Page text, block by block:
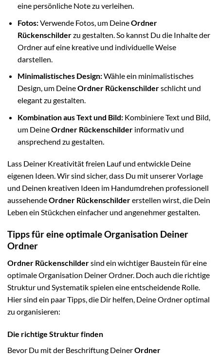
eine persönliche Note zu verleihen.
Fotos:Verwende Fotos, um DeineOrdner
Rückenschilderzu gestalten. So kannst Du die Inhalte der
Ordner auf eine kreative und individuelle Weise
darstellen.
Minimalistisches Design:Wähle ein minimalistisches
Design, um DeineOrdner Rückenschilderschlicht und
elegant zu gestalten.
Kombination aus Text und Bild:Kombiniere Text und Bild,
um DeineOrdner Rückenschilderinformativ und
ansprechend zu gestalten.
Lass Deiner Kreativität freien Lauf und entwickle Deine
eigenen Ideen. Wir sind sicher, dass Du mit unserer Vorlage
und Deinen kreativen Ideen im Handumdrehen professionell
aussehendeOrdner Rückenschildererstellen wirst, die Dein
Leben ein Stückchen einfacher und angenehmer gestalten.
Tipps für eine optimale Organisation Deiner
Ordner
Ordner Rückenschildersind ein wichtiger Baustein für eine
optimale Organisation Deiner Ordner. Doch auch die richtige
Struktur und Systematik spielen eine entscheidende Rolle.
Hier sind ein paar Tipps, die Dir helfen, Deine Ordner optimal
zu organisieren:
Die richtige Struktur finden
Bevor Du mit der Beschriftung DeinerOrdner